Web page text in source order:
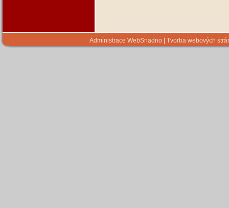
Administrace WebSnadno Tvorba webových